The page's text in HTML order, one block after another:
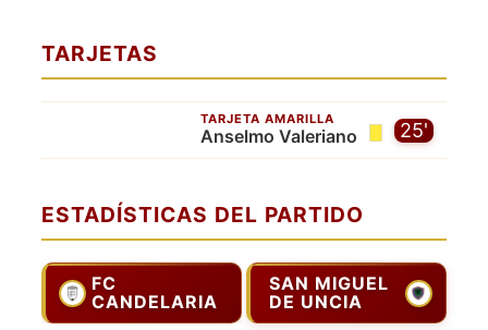
TARJETAS
25'
TARJETA AMARILLA
Anselmo Valeriano
ESTADÍSTICAS DEL PARTIDO
FC
CANDELARIA
SAN MIGUEL
DE UNCIA